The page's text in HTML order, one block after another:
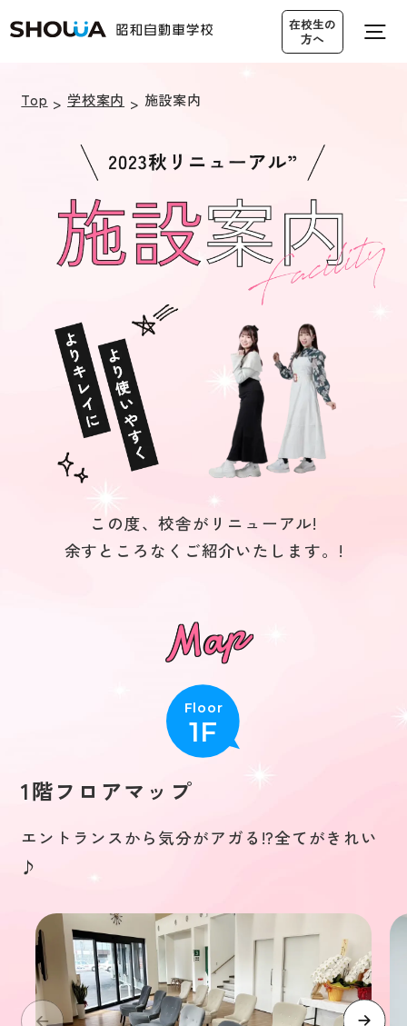
無料送迎バス アクセス 営業カレンダー
仮入校申し込み
0120-19-3545
資料請求・
お問い合わせ
選ばれる理由
料金・プラン
在校生の方へ
プライバシーポリシー
在校生の
方へ
Top 学校案内 施設案内
この度、校舎がリニューアル!
余すところなくご紹介いたします。!
Floor
1F
1階フロアマップ
エントランスから気分がアガる!?全てがきれい
♪